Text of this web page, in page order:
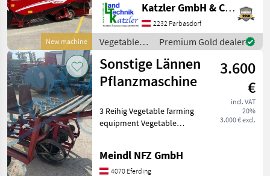
New machine
überzeugt mit Spurweite
1.500 mm und effizienter
Aufnahme über
Gummipaddel, hydraulisch
verstellbar mit
Katzler GmbH & Co.KG.
2232 Parbasdorf
Vegetable
farming
equipment /
Grimme
Premium Gold dealer
Sonstige Lännen
Pflanzmaschine
3.600
€
incl. VAT
20%
3.000 € excl.
3 Reihig Vegetable farming
equipment Vegetable
Meindl NFZ GmbH
4070 Eferding